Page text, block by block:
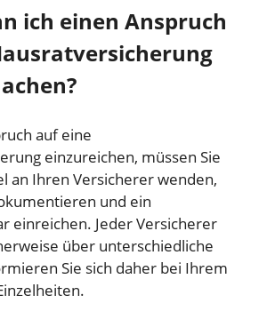
ich einen Anspruch
auf eine
einzureichen, müssen Sie
an Ihren Versicherer wenden,
und ein
einreichen. Jeder Versicherer
über unterschiedliche
Sie sich daher bei Ihrem